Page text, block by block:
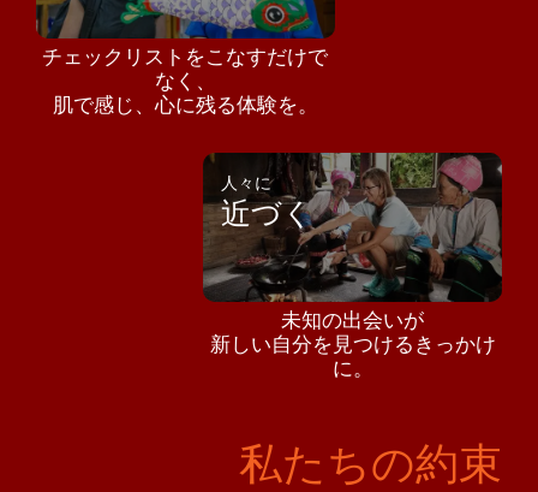
チェックリストをこなすだけで
なく、
肌で感じ、心に残る体験を。
人々に
近づく
未知の出会いが
新しい自分を見つけるきっかけ
に。
私たちの約束